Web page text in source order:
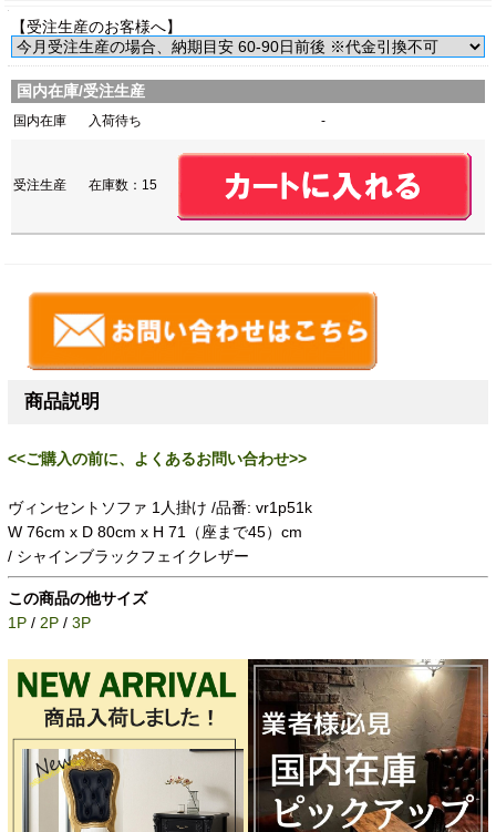
【受注生産のお客様へ】
国内在庫/受注生産
国内在庫 入荷待ち -
受注生産 在庫数：15
商品説明
<<ご購入の前に、よくあるお問い合わせ>>
ヴィンセントソファ 1人掛け /品番: vr1p51k
W 76cm x D 80cm x H 71（座まで45）cm
/ シャインブラックフェイクレザー
この商品の他サイズ
1P / 2P / 3P